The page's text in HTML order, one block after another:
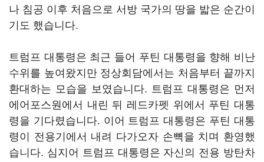
나 침공 이후 처음으로 서방 국가의 땅을 밟은 순간이
기도 했습니다.
트럼프 대통령은 최근 들어 푸틴 대통령을 향해 비난
수위를 높여왔지만 정상회담에서는 처음부터 끝까지
환대하는 모습을 보였습니다. 트럼프 대통령은 먼저
에어포스원에서 내린 뒤 레드카펫 위에서 푸틴 대통
령을 기다렸습니다. 이어 트럼프 대통령은 푸틴 대통
령이 전용기에서 내려 다가오자 손뼉을 치며 환영했
습니다. 심지어 트럼프 대통령은 자신의 전용 방탄차